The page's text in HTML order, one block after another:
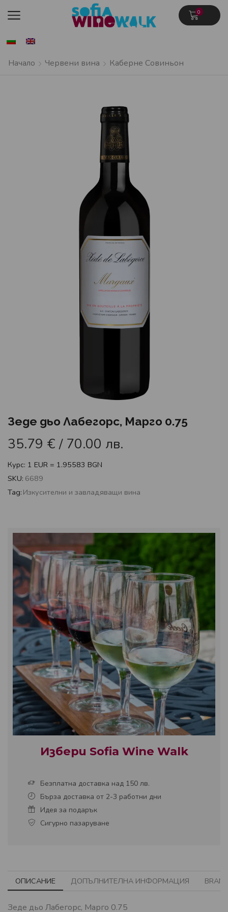
0
Начало Червени вина Каберне Совиньон
Зеде дьо Лабегорс, Марго 0.75
35.79 € / 70.00 лв.
Курс: 1 EUR = 1.95583 BGN
SKU: 6689
Tag: Изкусителни и завладяващи вина
Избери Sofia Wine Walk
Безплатна доставка над 150 лв.
Бърза доставка от 2-3 работни дни
Идея за подарък
Сигурно пазаруване
ОПИСАНИЕ ДОПЪЛНИТЕЛНА ИНФОРМАЦИЯ
Зеде дьо Лабегорс, Марго 0.75